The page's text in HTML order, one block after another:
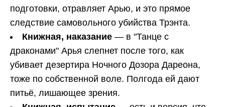
подготовки, отравляет Арью, и это прямое
следствие самовольного убийства Трэнта.
Книжная, наказание — в "Танце с
драконами" Арья слепнет после того, как
убивает дезертира Ночного Дозора Дареона,
тоже по собственной воле. Полгода ей дают
питьё, лишающее зрения.